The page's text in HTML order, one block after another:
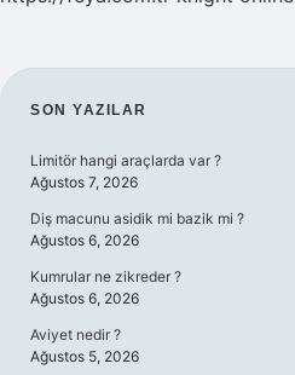
SIDEBAR
SON YAZILAR
Limitör hangi araçlarda var ?
Ağustos 7, 2026
Diş macunu asidik mi bazik mi ?
Ağustos 6, 2026
Kumrular ne zikreder ?
Ağustos 6, 2026
Aviyet nedir ?
Ağustos 5, 2026